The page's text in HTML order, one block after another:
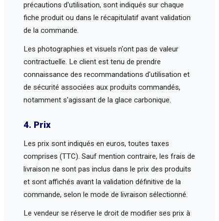
précautions d'utilisation, sont indiqués sur chaque
fiche produit ou dans le récapitulatif avant validation
de la commande.
Les photographies et visuels n'ont pas de valeur
contractuelle. Le client est tenu de prendre
connaissance des recommandations d'utilisation et
de sécurité associées aux produits commandés,
notamment s'agissant de la glace carbonique.
4. Prix
Les prix sont indiqués en euros, toutes taxes
comprises (TTC). Sauf mention contraire, les frais de
livraison ne sont pas inclus dans le prix des produits
et sont affichés avant la validation définitive de la
commande, selon le mode de livraison sélectionné.
Le vendeur se réserve le droit de modifier ses prix à